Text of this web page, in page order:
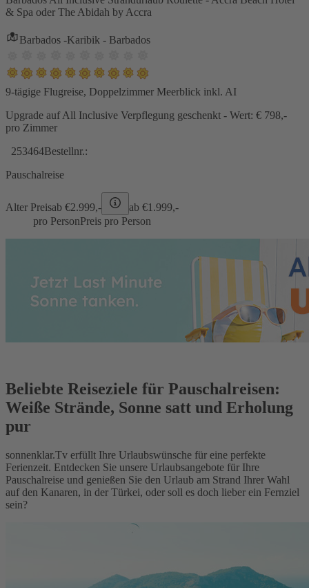
& Spa oder The Abidah by Accra
Barbados -Karibik - Barbados
9-tägige Flugreise, Doppelzimmer Meerblick inkl. AI
Upgrade auf All Inclusive Verpflegung geschenkt - Wert: € 798,-
pro Zimmer
253464Bestellnr.:
Pauschalreise
Alter Preisab €2.999,- ab €1.999,-
pro PersonPreis pro Person
Beliebte Reiseziele für Pauschalreisen:
Weiße Strände, Sonne satt und Erholung
pur
sonnenklar.Tv erfüllt Ihre Urlaubswünsche für eine perfekte
Ferienzeit. Entdecken Sie unsere Urlaubsangebote für Ihre
Pauschalreise und genießen Sie den Urlaub am Strand Ihrer Wahl
auf den Kanaren, in der Türkei, oder soll es doch lieber ein Fernziel
sein?